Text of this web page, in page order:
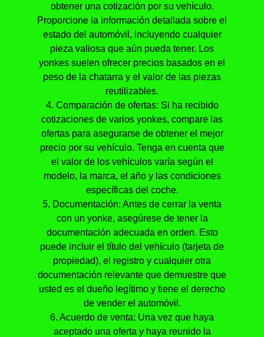
obtener una cotización por su vehículo.
Proporcione la información detallada sobre el
estado del automóvil, incluyendo cualquier
pieza valiosa que aún pueda tener. Los
yonkes suelen ofrecer precios basados en el
peso de la chatarra y el valor de las piezas
reutilizables.
4. Comparación de ofertas: Si ha recibido
cotizaciones de varios yonkes, compare las
ofertas para asegurarse de obtener el mejor
precio por su vehículo. Tenga en cuenta que
el valor de los vehículos varía según el
modelo, la marca, el año y las condiciones
específicas del coche.
5. Documentación: Antes de cerrar la venta
con un yonke, asegúrese de tener la
documentación adecuada en orden. Esto
puede incluir el título del vehículo (tarjeta de
propiedad), el registro y cualquier otra
documentación relevante que demuestre que
usted es el dueño legítimo y tiene el derecho
de vender el automóvil.
6. Acuerdo de venta: Una vez que haya
aceptado una oferta y haya reunido la